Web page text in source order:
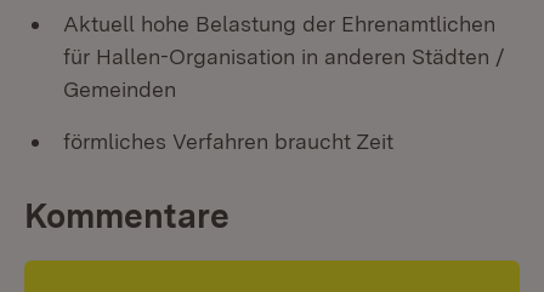
Aktuell hohe Belastung der Ehrenamtlichen
für Hallen-Organisation in anderen Städten /
Gemeinden
förmliches Verfahren braucht Zeit
Kommentare